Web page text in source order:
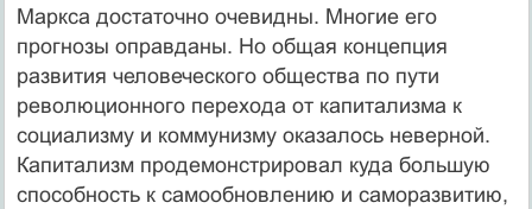
Маркса достаточно очевидны. Многие его
прогнозы оправданы. Но общая концепция
развития человеческого общества по пути
революционного перехода от капитализма к
социализму и коммунизму оказалось неверной.
Капитализм продемонстрировал куда большую
способность к самообновлению и саморазвитию,